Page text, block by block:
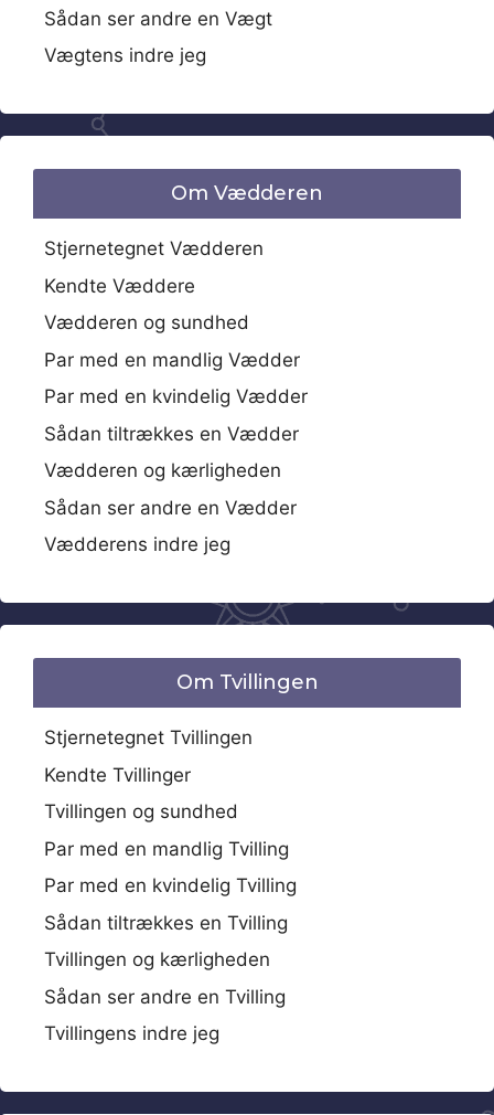
Sådan ser andre en Vægt
Vægtens indre jeg
Om Vædderen
Stjernetegnet Vædderen
Kendte Væddere
Vædderen og sundhed
Par med en mandlig Vædder
Par med en kvindelig Vædder
Sådan tiltrækkes en Vædder
Vædderen og kærligheden
Sådan ser andre en Vædder
Vædderens indre jeg
Om Tvillingen
Stjernetegnet Tvillingen
Kendte Tvillinger
Tvillingen og sundhed
Par med en mandlig Tvilling
Par med en kvindelig Tvilling
Sådan tiltrækkes en Tvilling
Tvillingen og kærligheden
Sådan ser andre en Tvilling
Tvillingens indre jeg